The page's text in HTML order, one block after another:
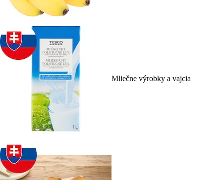
Mliečne výrobky a vajcia